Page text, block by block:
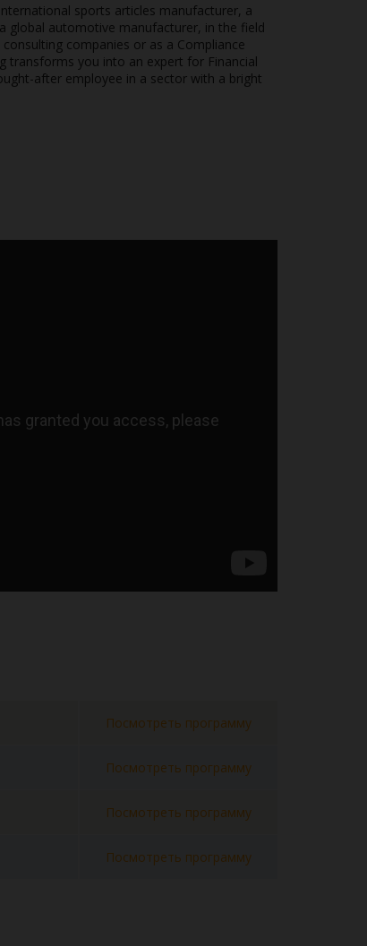
sports articles manufacturer, a
global automotive manufacturer, in the field
companies or as a Compliance
transforms you into an expert for Financial
after employee in a sector with a bright
Посмотреть программу
Посмотреть программу
Посмотреть программу
Посмотреть программу